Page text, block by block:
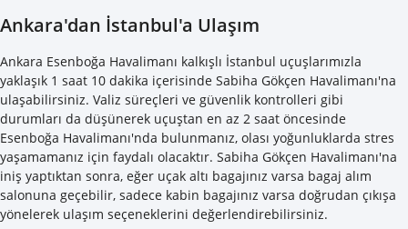
Ankara'dan İstanbul'a Ulaşım
Ankara Esenboğa Havalimanı kalkışlı İstanbul uçuşlarımızla
yaklaşık 1 saat 10 dakika içerisinde Sabiha Gökçen Havalimanı'na
ulaşabilirsiniz. Valiz süreçleri ve güvenlik kontrolleri gibi
durumları da düşünerek uçuştan en az 2 saat öncesinde
Esenboğa Havalimanı'nda bulunmanız, olası yoğunluklarda stres
yaşamamanız için faydalı olacaktır. Sabiha Gökçen Havalimanı'na
iniş yaptıktan sonra, eğer uçak altı bagajınız varsa bagaj alım
salonuna geçebilir, sadece kabin bagajınız varsa doğrudan çıkışa
yönelerek ulaşım seçeneklerini değerlendirebilirsiniz.